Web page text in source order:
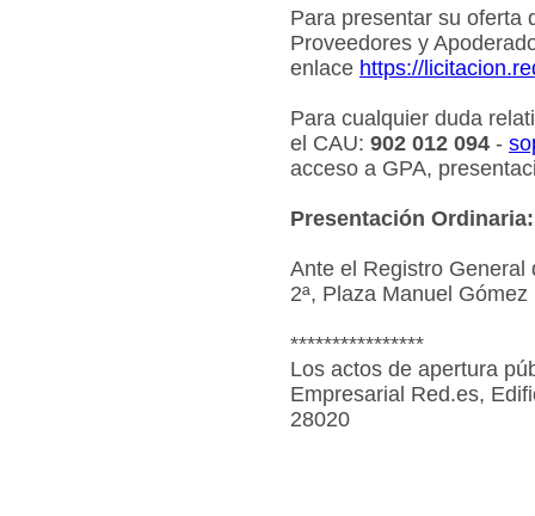
Para presentar su oferta
Proveedores y
enlace https://
Para cualquier duda
el CAU: 902 012 094 -
acceso a GPA,
Presentación Ordinaria:
Ante el Registro General
2ª, Plaza Manuel
****************
Los actos de apertura
Empresarial Red.es,
28020